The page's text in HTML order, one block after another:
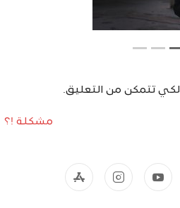
لكي تتمكن من التعليق.
مشكلة !؟